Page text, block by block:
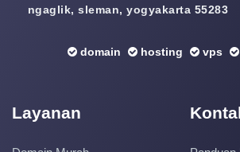
ngaglik, sleman, yogyakarta 55283
domain hosting vps
Layanan